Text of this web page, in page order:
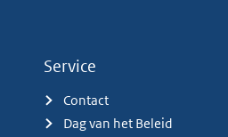
Service
Contact
Dag van het Beleid